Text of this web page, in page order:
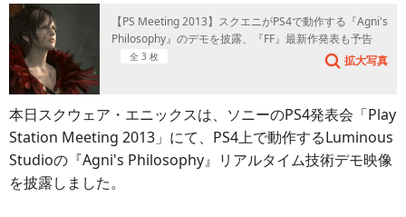
【PS Meeting 2013】スクエニがPS4で動作する『Agni's
Philosophy』のデモを披露、『FF』最新作発表も予告
全 3 枚 拡大写真
本日スクウェア・エニックスは、ソニーのPS4発表会「Play
Station Meeting 2013」にて、PS4上で動作するLuminous
Studioの『Agni's Philosophy』リアルタイム技術デモ映像
を披露しました。